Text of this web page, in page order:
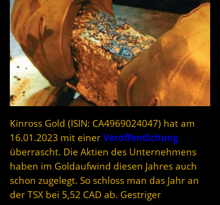
Kinross Gold (ISIN: CA4969024047) hat am
16.01.2023 mit einer Veröffentlichung
überrascht. Die Aktien des Unternehmens
haben im Goldaufwind diesen Jahres auch
schon zugelegt. So schloss man das Jahr an
der TSX bei 5,52 CAD ab. Gestriger